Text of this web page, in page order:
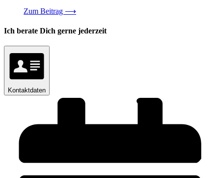
Zum Beitrag ⟶
Ich berate Dich gerne jederzeit
Kontaktdaten